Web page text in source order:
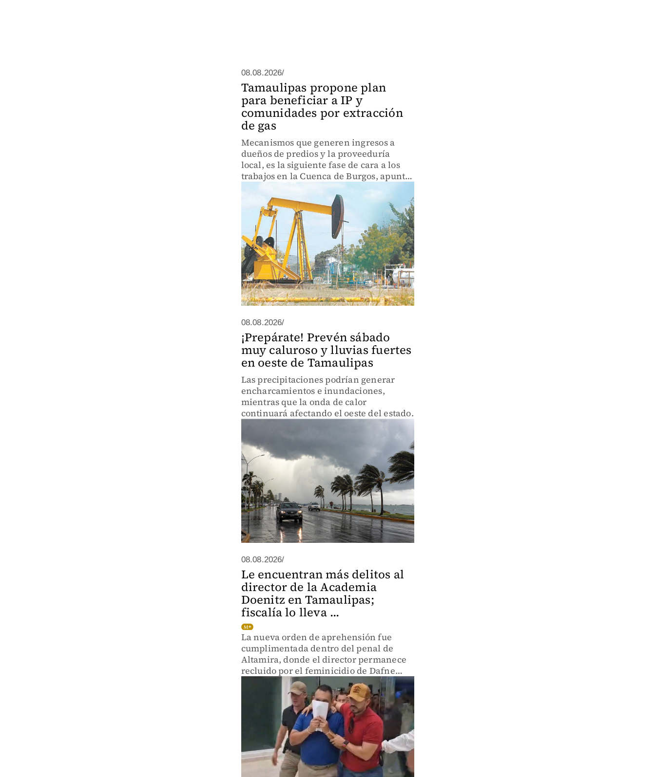
08.08.2026/
Tamaulipas propone plan
para beneficiar a IP y
comunidades por extracción
de gas
Mecanismos que generen ingresos a
dueños de predios y la proveeduría
local, es la siguiente fase de cara a los
trabajos en la Cuenca de Burgos, apuntó
08.08.2026/
¡Prepárate! Prevén sábado
muy caluroso y lluvias fuertes
en oeste de Tamaulipas
Las precipitaciones podrían generar
encharcamientos e inundaciones,
mientras que la onda de calor
continuará afectando el oeste del estado.
08.08.2026/
Le encuentran más delitos al
director de la Academia
Doenitz en Tamaulipas;
fiscalía lo lleva ...
La nueva orden de aprehensión fue
cumplimentada dentro del penal de
Altamira, donde el director permanece
recluido por el feminicidio de Dafne
Zapata Quintos.